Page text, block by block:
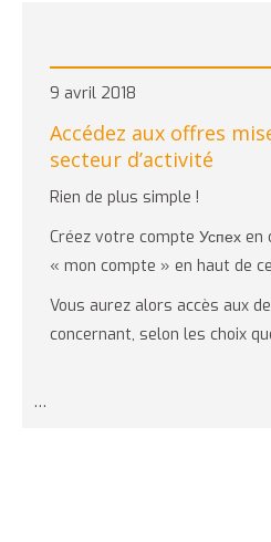
9 avril 2018
Accédez aux offres
secteur d’activité
Rien de plus simple !
Créez votre compte Успех en
« mon compte » en haut de
Vous aurez alors accès aux
concernant, selon les choix
…